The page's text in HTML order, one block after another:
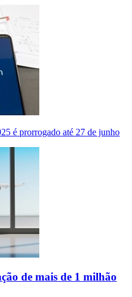
é prorrogado até 27 de junho
de mais de 1 milhão